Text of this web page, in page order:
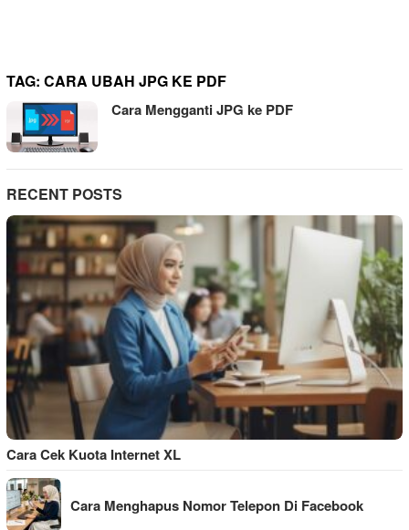
TAG: CARA UBAH JPG KE PDF
Cara Mengganti JPG ke PDF
RECENT POSTS
Cara Cek Kuota Internet XL
Cara Menghapus Nomor Telepon Di Facebook